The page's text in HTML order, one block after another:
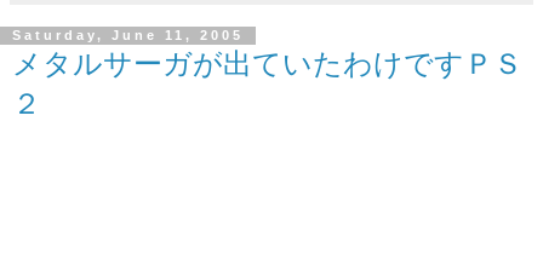
Saturday, June 11, 2005
メタルサーガが出ていたわけですＰＳ
２